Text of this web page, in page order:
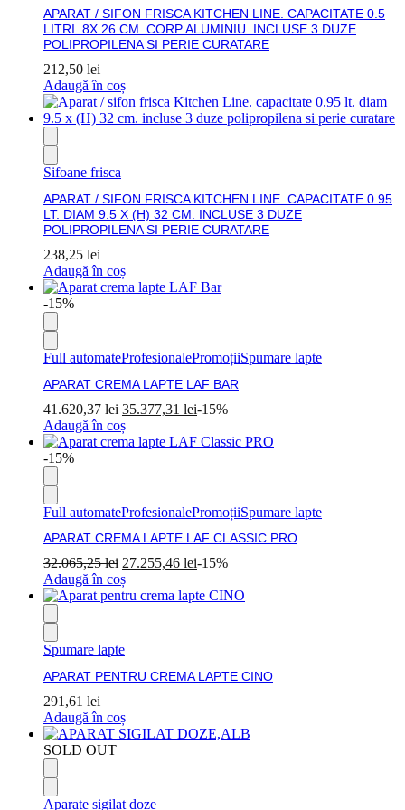
APARAT / SIFON FRISCA KITCHEN LINE. CAPACITATE 0.5
LITRI. 8X 26 CM. CORP ALUMINIU. INCLUSE 3 DUZE
POLIPROPILENA SI PERIE CURATARE
212,50 lei
Adaugă în coș
Sifoane frisca
APARAT / SIFON FRISCA KITCHEN LINE. CAPACITATE 0.95
LT. DIAM 9.5 X (H) 32 CM. INCLUSE 3 DUZE
POLIPROPILENA SI PERIE CURATARE
238,25 lei
Adaugă în coș
-15%
Full automateProfesionalePromoțiiSpumare lapte
APARAT CREMA LAPTE LAF BAR
41.620,37lei 35.377,31 lei-15%
Adaugă în coș
-15%
Full automateProfesionalePromoțiiSpumare lapte
APARAT CREMA LAPTE LAF CLASSIC PRO
32.065,25lei 27.255,46 lei-15%
Adaugă în coș
Spumare lapte
APARAT PENTRU CREMA LAPTE CINO
291,61 lei
Adaugă în coș
SOLD OUT
Aparate sigilat doze